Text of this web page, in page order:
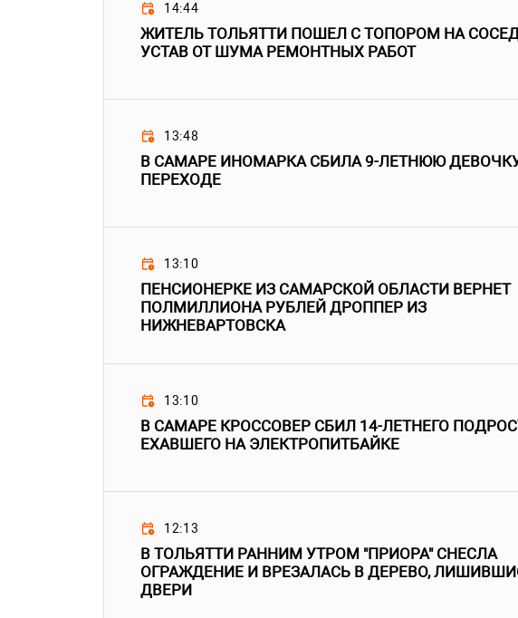
14:44
ЖИТЕЛЬ ТОЛЬЯТТИ ПОШЕЛ С ТОПОРОМ НА
УСТАВ ОТ ШУМА РЕМОНТНЫХ РАБОТ
13:48
В САМАРЕ ИНОМАРКА СБИЛА 9-ЛЕТНЮЮ
ПЕРЕХОДЕ
13:10
ПЕНСИОНЕРКЕ ИЗ САМАРСКОЙ ОБЛАСТИ ВЕРНЕТ
ПОЛМИЛЛИОНА РУБЛЕЙ ДРОППЕР ИЗ
НИЖНЕВАРТОВСКА
13:10
В САМАРЕ КРОССОВЕР СБИЛ 14-ЛЕТНЕГО
ЕХАВШЕГО НА ЭЛЕКТРОПИТБАЙКЕ
12:13
В ТОЛЬЯТТИ РАННИМ УТРОМ "ПРИОРА" СНЕСЛА
ОГРАЖДЕНИЕ И ВРЕЗАЛАСЬ В ДЕРЕВО,
ДВЕРИ